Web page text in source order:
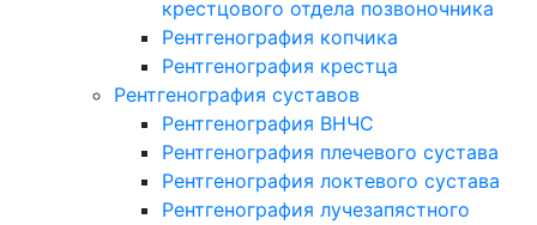
крестцового отдела позвоночника
Рентгенография копчика
Рентгенография крестца
Рентгенография суставов
Рентгенография ВНЧС
Рентгенография плечевого сустава
Рентгенография локтевого сустава
Рентгенография лучезапястного